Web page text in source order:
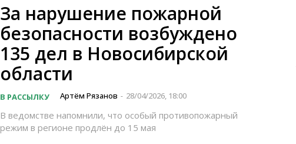
За нарушение пожарной
безопасности возбуждено
135 дел в Новосибирской
области
В РАССЫЛКУ Артём Рязанов - 28/04/2026, 18:00
В ведомстве напомнили, что особый противопожарный
режим в регионе продлён до 15 мая